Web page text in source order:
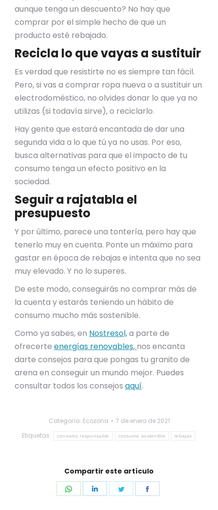
aunque tenga un descuento? No hay que
comprar por el simple hecho de que un
producto esté rebajado.
Recicla lo que vayas a sustituir
Es verdad que resistirte no es siempre tan fácil.
Pero, si vas a comprar ropa nueva o a sustituir un
electrodoméstico, no olvides donar lo que ya no
utilizas (si todavía sirve), o reciclarlo.
Hay gente que estará encantada de dar una
segunda vida a lo que tú ya no usas. Por eso,
busca alternativas para que el impacto de tu
consumo tenga un efecto positivo en la
sociedad.
Seguir a rajatabla el
presupuesto
Y por último, parece una tontería, pero hay que
tenerlo muy en cuenta. Ponte un máximo para
gastar en época de rebajas e intenta que no sea
muy elevado. Y no lo superes.
De este modo, conseguirás no comprar más de
la cuenta y estarás teniendo un hábito de
consumo mucho más sostenible.
Como ya sabes, en Nostresol,a parte de
ofrecerte energías renovables, nos encanta
darte consejos para que pongas tu granito de
arena en conseguir un mundo mejor. Puedes
consultar todos los consejos aquí.
Categoría: Ecozona
7 de enero de 2021
Etiquetas:
consumo responsable consumo sostenible rebajas
Compartir este artículo
Share
Share
Share